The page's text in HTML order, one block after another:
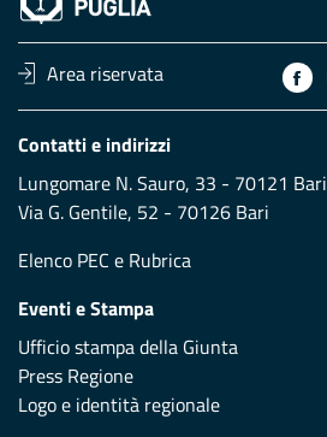
Area riservata
Contatti e indirizzi
Lungomare N. Sauro, 33 - 70121 Bari
Via G. Gentile, 52 - 70126 Bari
Elenco PEC e Rubrica
Eventi e Stampa
Ufficio stampa della Giunta
Press Regione
Logo e identità regionale